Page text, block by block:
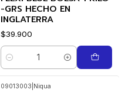
-GRS HECHO EN
INGLATERRA
$39.900
Cantidad
09013003 Niqua